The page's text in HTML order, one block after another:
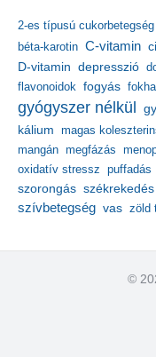
u
m
2-es típusú cukorbetegség
béta-karotin C-vitamin
D-vitamin depresszió
flavonoidok fogyás
gyógyszer nélkül
kálium magas
mangán megfázás
oxidatív stressz puffadás
szorongás székrekedés
szívbetegség vas zöld
©